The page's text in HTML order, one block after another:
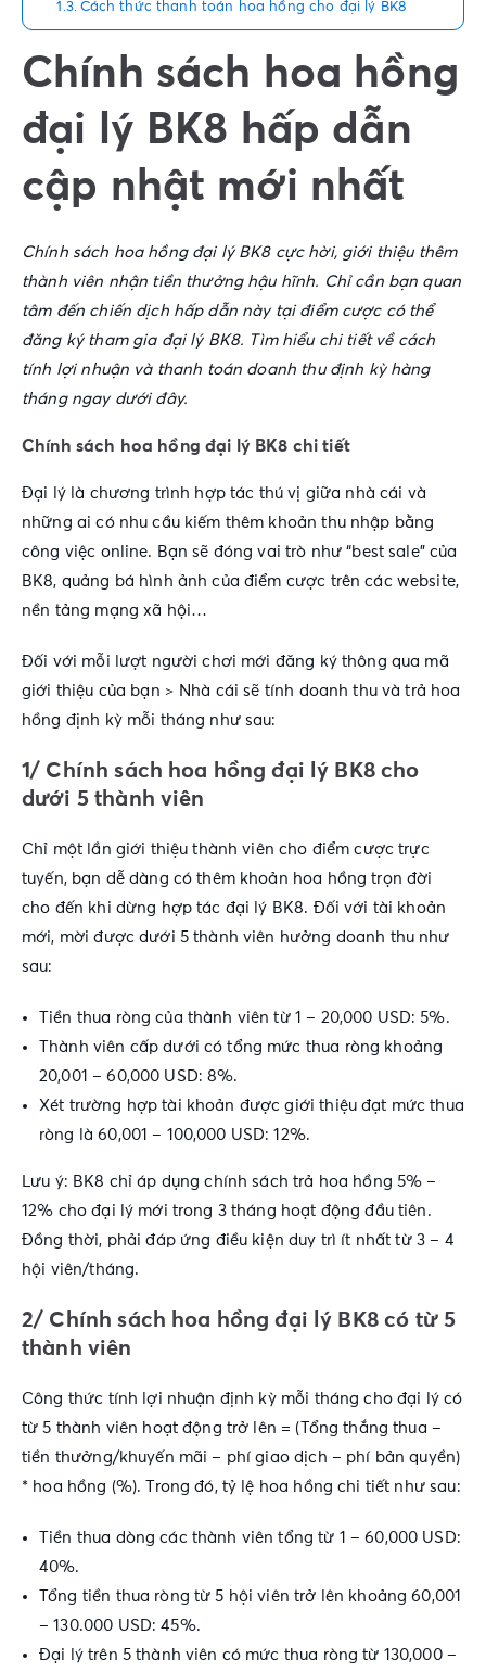
Cách thức thanh toán hoa hồng cho đại lý BK8
Chính sách hoa hồng
đại lý BK8 hấp dẫn
cập nhật mới nhất
Chính sách hoa hồng đại lý BK8cực hời, giới thiệu thêm
thành viên nhận tiền thưởng hậu hĩnh. Chỉ cần bạn quan
tâm đến chiến dịch hấp dẫn này tại điểm cược có thể
đăng ký tham gia đại lý BK8. Tìm hiểu chi tiết về cách
tính lợi nhuận và thanh toán doanh thu định kỳ hàng
tháng ngay dưới đây.
Chính sách hoa hồng đại lý BK8 chi tiết
Đại lý là chương trình hợp tác thú vị giữa nhà cái và
những ai có nhu cầu kiếm thêm khoản thu nhập bằng
công việc online. Bạn sẽ đóng vai trò như “best sale” của
BK8, quảng bá hình ảnh của điểm cược trên các website,
nền tảng mạng xã hội…
Đối với mỗi lượt người chơi mới đăng ký thông qua mã
giới thiệu của bạn > Nhà cái sẽ tính doanh thu và trả hoa
hồng định kỳ mỗi tháng như sau:
1/ Chính sách hoa hồng đại lý BK8 cho
dưới 5 thành viên
Chỉ một lần giới thiệu thành viên cho điểm cược trực
tuyến, bạn dễ dàng có thêm khoản hoa hồng trọn đời
cho đến khi dừng hợp tác đại lý BK8. Đối với tài khoản
mới, mời được dưới 5 thành viên hưởng doanh thu như
sau:
Tiền thua ròng của thành viên từ 1 – 20,000 USD: 5%.
Thành viên cấp dưới có tổng mức thua ròng khoảng
20,001 – 60,000 USD: 8%.
Xét trường hợp tài khoản được giới thiệu đạt mức thua
ròng là 60,001 – 100,000 USD: 12%.
Lưu ý: BK8 chỉ áp dụng chính sách trả hoa hồng 5% –
12% cho đại lý mới trong 3 tháng hoạt động đầu tiên.
Đồng thời, phải đáp ứng điều kiện duy trì ít nhất từ 3 – 4
hội viên/tháng.
2/ Chính sách hoa hồng đại lý BK8 có từ 5
thành viên
Công thức tính lợi nhuận định kỳ mỗi tháng cho đại lý có
từ 5 thành viên hoạt động trở lên = (Tổng thắng thua –
tiền thưởng/khuyến mãi – phí giao dịch – phí bản quyền)
* hoa hồng (%). Trong đó, tỷ lệ hoa hồng chi tiết như sau:
Tiền thua dòng các thành viên tổng từ 1 – 60,000 USD:
40%.
Tổng tiền thua ròng từ 5 hội viên trở lên khoảng 60,001
– 130.000 USD: 45%.
Đại lý trên 5 thành viên có mức thua ròng từ 130,000 –